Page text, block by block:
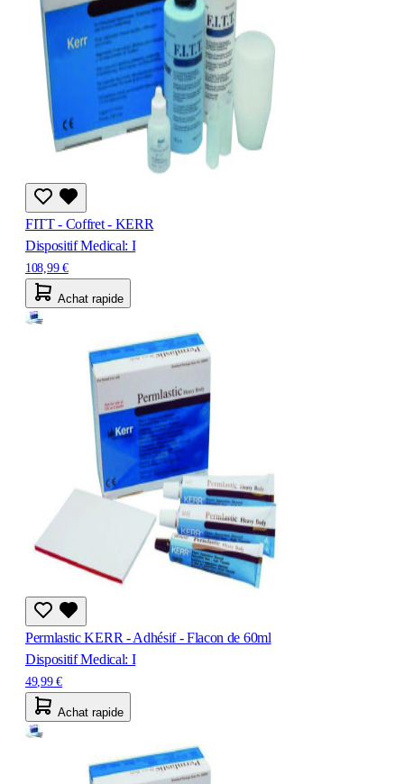
FITT - Coffret - KERR
Dispositif Medical: I
108,99 €
Achat rapide
Permlastic KERR - Adhésif - Flacon de 60ml
Dispositif Medical: I
49,99 €
Achat rapide